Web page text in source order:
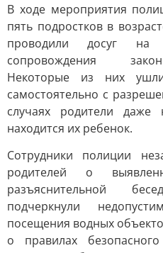
В ходе мероприятия
пять подростков в
проводили досуг на
сопровождения
Некоторые из них
самостоятельно с
случаях родители
находится их ребенок.
Сотрудники полиции
родителей о
разъяснительной
подчеркнули
посещения водных
о правилах